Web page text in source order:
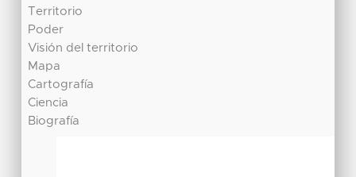
Territorio
Poder
Visión del territorio
Mapa
Cartografía
Ciencia
Biografía